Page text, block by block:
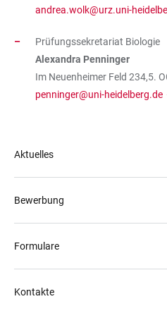
andrea.wolk@urz.uni-
Prüfungssekretariat Biologie
Alexandra Penninger
Im Neuenheimer Feld 234,5.
penninger@uni-heidelberg.de
Aktuelles
Bewerbung
Formulare
Kontakte